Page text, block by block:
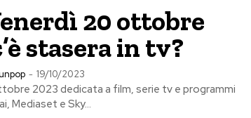
20 ottobre
stasera in tv?
- 19/10/2023
2023 dedicata a film, serie tv e programmi
Mediaset e Sky...